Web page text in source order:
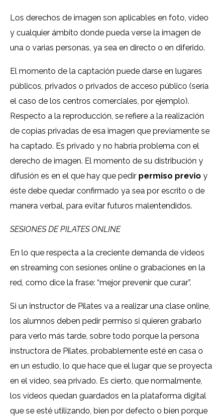
Los derechos de imagen son aplicables en foto, vídeo
y cualquier ámbito donde pueda verse la imagen de
una o varias personas, ya sea en directo o en diferido.
El momento de la captación puede darse en lugares
públicos, privados o privados de acceso público (sería
el caso de los centros comerciales, por ejemplo).
Respecto a la reproducción, se refiere a la realización
de copias privadas de esa imagen que previamente se
ha captado. Es privado y no habría problema con el
derecho de imagen. El momento de su distribución y
difusión es en el que hay que pedir permiso previo y
éste debe quedar confirmado ya sea por escrito o de
manera verbal, para evitar futuros malentendidos.
SESIONES DE PILATES ONLINE
En lo que respecta a la creciente demanda de videos
en streaming con sesiones online o grabaciones en la
red, como dice la frase: “mejor prevenir que curar”.
Si un instructor de Pilates va a realizar una clase online,
los alumnos deben pedir permiso si quieren grabarlo
para verlo más tarde, sobre todo porque la persona
instructora de Pilates, probablemente esté en casa o
en un estudio, lo que hace que el lugar que se proyecta
en el vídeo, sea privado. Es cierto, que normalmente,
los vídeos quedan guardados en la plataforma digital
que se esté utilizando, bien por defecto o bien porque